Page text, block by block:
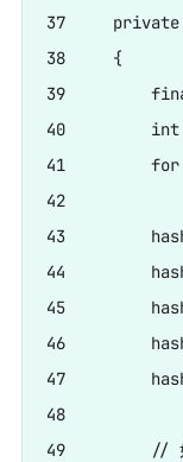
37     private
38     {
39
40         int
41         for
42
43         hash
44
45         hash
46         hash
47         hash
48
49         // 如果